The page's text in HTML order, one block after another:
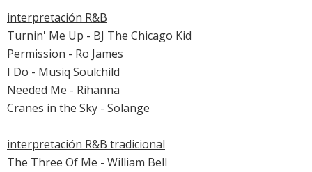
interpretación R&B
Turnin' Me Up - BJ The Chicago Kid
Permission - Ro James
I Do - Musiq Soulchild
Needed Me - Rihanna
Cranes in the Sky - Solange
interpretación R&B tradicional
The Three Of Me - William Bell